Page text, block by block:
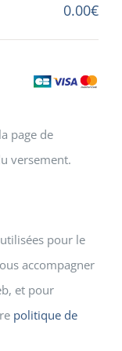
0.00€
page de
versement.
pour le
accompagner
et pour
politique de